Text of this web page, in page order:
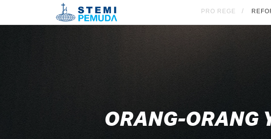
PRO REGE
ORANG-ORANG